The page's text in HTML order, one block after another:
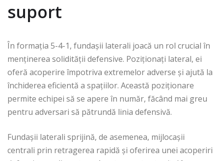
suport
În formația 5-4-1, fundașii laterali joacă un rol crucial în
menținerea solidității defensive. Poziționați lateral, ei
oferă acoperire împotriva extremelor adverse și ajută la
închiderea eficientă a spațiilor. Această poziționare
permite echipei să se apere în număr, făcând mai greu
pentru adversari să pătrundă linia defensivă.
Fundașii laterali sprijină, de asemenea, mijlocașii
centrali prin retragerea rapidă și oferirea unei acoperiri